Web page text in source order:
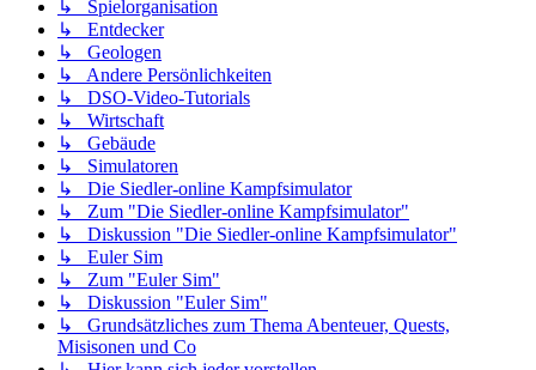
↳ Spielorganisation
↳ Entdecker
↳ Geologen
↳ Andere Persönlichkeiten
↳ DSO-Video-Tutorials
↳ Wirtschaft
↳ Gebäude
↳ Simulatoren
↳ Die Siedler-online Kampfsimulator
↳ Zum "Die Siedler-online Kampfsimulator"
↳ Diskussion "Die Siedler-online Kampfsimulator"
↳ Euler Sim
↳ Zum "Euler Sim"
↳ Diskussion "Euler Sim"
↳ Grundsätzliches zum Thema Abenteuer, Quests,
Misisonen und Co